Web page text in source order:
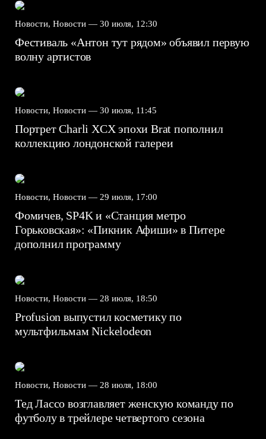
Новости, Новости — 30 июля, 12:30
Фестиваль «Антон тут рядом» объявил первую
волну артистов
Новости, Новости — 30 июля, 11:45
Портрет Charli XCX эпохи Brat пополнил
коллекцию лондонской галереи
Новости, Новости — 29 июля, 17:00
Фомичев, SP4K и «Станция метро
Горьковская»: «Пикник Афиши» в Питере
дополнил программу
Новости, Новости — 28 июля, 18:50
Profusion выпустил косметику по
мультфильмам Nickelodeon
Новости, Новости — 28 июля, 18:00
Тед Лассо возглавляет женскую команду по
футболу в трейлере четвертого сезона